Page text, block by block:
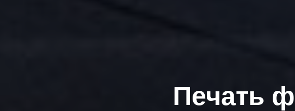
Печать